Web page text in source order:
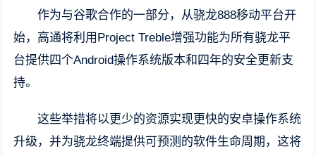
作为与谷歌合作的一部分，从骁龙888移动平台开
始，高通将利用Project Treble增强功能为所有骁龙平
台提供四个Android操作系统版本和四年的安全更新支
持。
这些举措将以更少的资源实现更快的安卓操作系统
升级，并为骁龙终端提供可预测的软件生命周期，这将